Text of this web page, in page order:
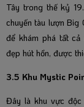
Tây trong thế kỷ
chuyến tàu lượn Big
để khám phá tất cả
đẹp hút hồn, được
3.5 Khu Mystic
Đây là khu vực độc